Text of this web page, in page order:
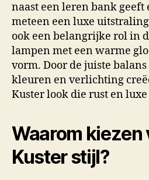
naast een leren bank
meteen een luxe
ook een belangrijke rol in
lampen met een warme
vorm. Door de juiste
kleuren en verlichting
Kuster look die rust en
Waarom kiezen
Kuster stijl?